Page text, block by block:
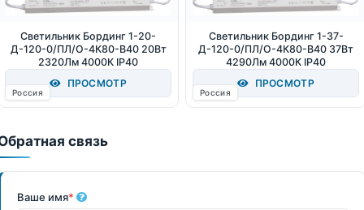
Светильник Бординг 1-20-
Д-120-0/ПЛ/О-4К80-В40 20Вт
2320Лм 4000К IP40
ПРОСМОТР
Россия
Светильник Бординг 1-37-
Д-120-0/ПЛ/О-4К80-В40 37Вт
4290Лм 4000К IP40
ПРОСМОТР
Россия
связь
Ваше имя*